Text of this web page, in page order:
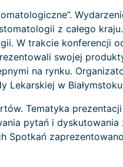
z całego
W trakcie konferencji
swojej
na rynku.
Lekarskiej w
Tematyka prezentacji
pytań i dyskutowania
Spotkań